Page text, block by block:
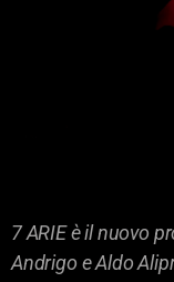
7 ARIE è il nuovo
Andrigo e Aldo